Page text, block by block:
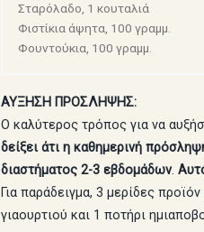
Σταρόλαδο, 1 κουταλιά
Φιστίκια άψητα, 100 γραμμ.
Φουντούκια, 100 γραμμ.
ΑΥΞΗΣΗ ΠΡΟΣΛΗΨΗΣ:
Ο καλύτερος τρόπος για να
δείξει άτι η καθημερινή
διαστήματος 2-3 εβδομάδων.
Για παράδειγμα, 3 μερίδες
γιαουρτιού και 1 ποτήρι